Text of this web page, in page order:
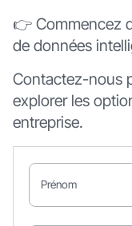
👉 Commencez
de données
Contactez-nous
explorer les
entreprise.
Prénom